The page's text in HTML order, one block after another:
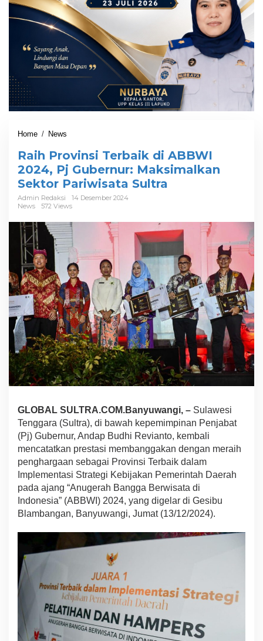
Home / News
i
h
P
r
v
n
s
i
T
e
r
b
a
i
k
d
i
A
B
B
W
2
0
4
,
P
j
G
b
e
u
a
k
s
i
Raih Provinsi Terbaik di ABBWI
2024, Pj Gubernur: Maksimalkan
Sektor Pariwisata Sultra
Admin Redaksi
14 Desember 2024
News
572 Views
GLOBAL SULTRA.COM.Banyuwangi, – Sulawesi
Tenggara (Sultra), di bawah kepemimpinan Penjabat
(Pj) Gubernur, Andap Budhi Revianto, kembali
mencatatkan prestasi membanggakan dengan meraih
penghargaan sebagai Provinsi Terbaik dalam
Implementasi Strategi Kebijakan Pemerintah Daerah
pada ajang “Anugerah Bangga Berwisata di
Indonesia” (ABBWI) 2024, yang digelar di Gesibu
Blambangan, Banyuwangi, Jumat (13/12/2024).